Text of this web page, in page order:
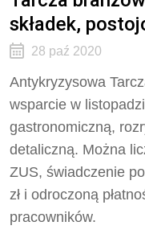
składek,
28 paź 2020
Antykryzysowa
wsparcie w
gastronomiczną,
detaliczną. Można
ZUS, świadczenie
zł i odroczoną
pracowników.